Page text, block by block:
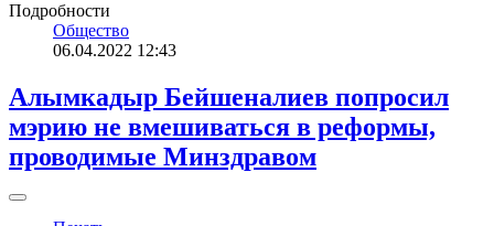
Подробности
Общество
06.04.2022 12:43
Алымкадыр Бейшеналиев попросил
мэрию не вмешиваться в реформы,
проводимые Минздравом